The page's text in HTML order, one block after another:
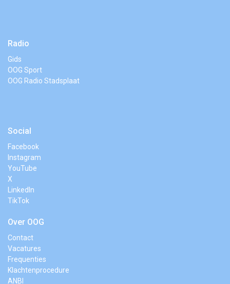
Radio
Gids
OOG Sport
OOG Radio Stadsplaat
Social
Facebook
Instagram
YouTube
X
LinkedIn
TikTok
Over OOG
Contact
Vacatures
Frequenties
Klachtenprocedure
ANBI